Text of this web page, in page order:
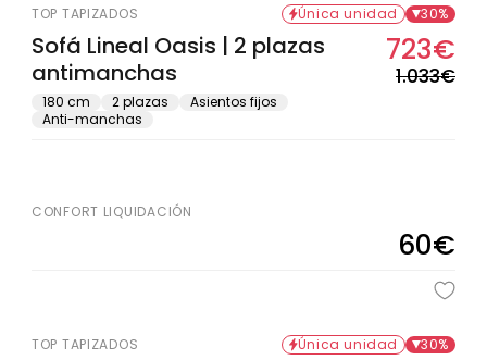
TOP TAPIZADOS Única unidad 30%
Sofá Lineal Oasis | 2 plazas
antimanchas
180 cm 2 plazas
Asientos fijos
Anti-manchas
1.033€de
723€
CONFORT LIQUIDACIÓN
Precio
60€
TOP TAPIZADOS Única unidad 30%